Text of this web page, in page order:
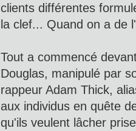
clients différentes
la clef... Quand on a de
Tout a commencé
Douglas, manipulé par
rappeur Adam Thick,
aux individus en quête
qu'ils veulent lâcher